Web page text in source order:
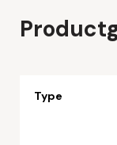
Type